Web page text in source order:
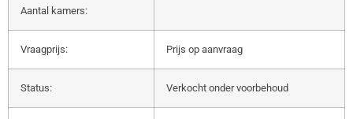
Aantal kamers:
Vraagprijs: Prijs op aanvraag
Status: Verkocht onder voorbehoud